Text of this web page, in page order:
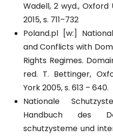
Wadell, 2 wyd., Oxford
2015, s. 711–732
Poland.pl [w:]
and Conflicts with
Rights Regimes.
red. T. Bettinger,
York 2005, s. 613 – 640.
Nationale
Handbuch des
schutzysteme und